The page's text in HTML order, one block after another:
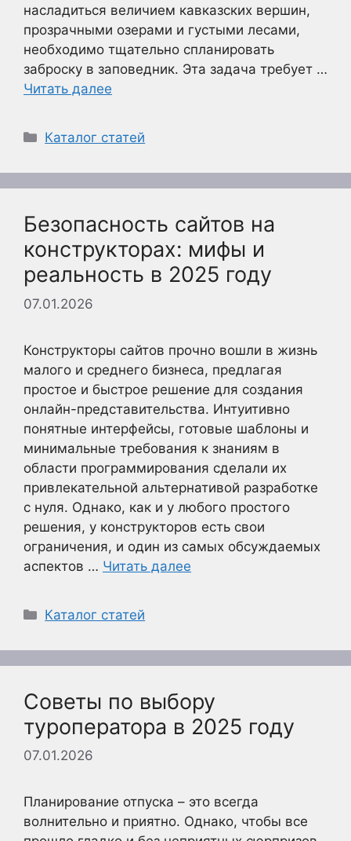
насладиться величием кавказских вершин,
прозрачными озерами и густыми лесами,
необходимо тщательно спланировать
заброску в заповедник. Эта задача требует …
Читать далее
Рубрики
Каталог статей
Безопасность сайтов на
конструкторах: мифы и
реальность в 2025 году
07.01.2026
Конструкторы сайтов прочно вошли в жизнь
малого и среднего бизнеса, предлагая
простое и быстрое решение для создания
онлайн-представительства. Интуитивно
понятные интерфейсы, готовые шаблоны и
минимальные требования к знаниям в
области программирования сделали их
привлекательной альтернативой разработке
с нуля. Однако, как и у любого простого
решения, у конструкторов есть свои
ограничения, и один из самых обсуждаемых
аспектов … Читать далее
Рубрики
Каталог статей
Советы по выбору
туроператора в 2025 году
07.01.2026
Планирование отпуска – это всегда
волнительно и приятно. Однако, чтобы все